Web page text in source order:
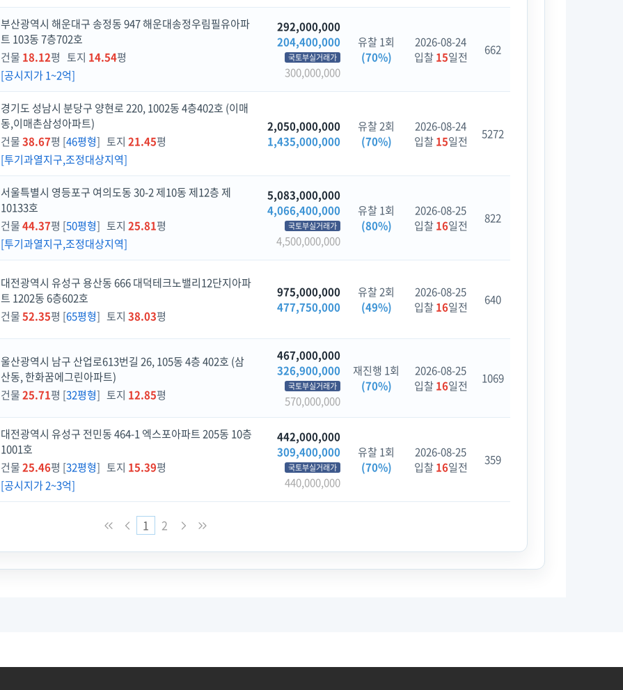
부산광역시 해운대구 송정동 947 해운대송정우림필유아파
트 103동 7층702호
건물 18.12평 토지 14.54평
[공시지가 1~2억]
292,000,000
204,400,000
국토부실거래가
300,000,000
유찰 1회
(70%)
2026-08-24
입찰15일전 662
경기도 성남시 분당구 양현로 220, 1002동 4층402호 (이매
동,이매촌삼성아파트)
건물38.67평 [46평형] 토지 21.45평
[투기과열지구,조정대상지역]
2,050,000,000
1,435,000,000
유찰 2회
(70%)
2026-08-24
입찰15일전 5272
서울특별시 영등포구 여의도동 30-2 제10동 제12층 제
10133호
건물44.37평 [50평형] 토지 25.81평
[투기과열지구,조정대상지역]
5,083,000,000
4,066,400,000
국토부실거래가
4,500,000,000
유찰 1회
(80%)
2026-08-25
입찰16일전 822
대전광역시 유성구 용산동 666 대덕테크노밸리12단지아파
트 1202동 6층602호
건물52.35평 [65평형] 토지 38.03평
975,000,000
477,750,000
유찰 2회
(49%)
2026-08-25
입찰16일전 640
울산광역시 남구 산업로613번길 26, 105동 4층 402호 (삼
산동, 한화꿈에그린아파트)
건물25.71평 [32평형] 토지 12.85평
467,000,000
326,900,000
국토부실거래가
570,000,000
재진행 1회
(70%)
2026-08-25
입찰16일전 1069
대전광역시 유성구 전민동 464-1 엑스포아파트 205동 10층
1001호
건물25.46평 [32평형] 토지 15.39평
[공시지가 2~3억]
442,000,000
309,400,000
국토부실거래가
440,000,000
유찰 1회
(70%)
2026-08-25
입찰16일전 359
1 2